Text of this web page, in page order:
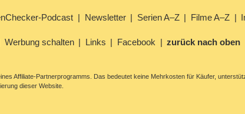
Podcast Newsletter Serien A–Z Filme A–Z
Werbung schalten Links Facebook zurück nach oben
Affiliate-Partnerprogramms. Das bedeutet keine Mehrkosten für Käufer,
dieser Website.